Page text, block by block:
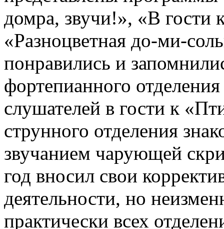
домра, звучи!», «В гости
«Разноцветная до-ми-
понравились и
фортепианного
слушателей в гости к
струнного отделения
звучанием чарующей
год вносил свои
деятельности, но
практически всех